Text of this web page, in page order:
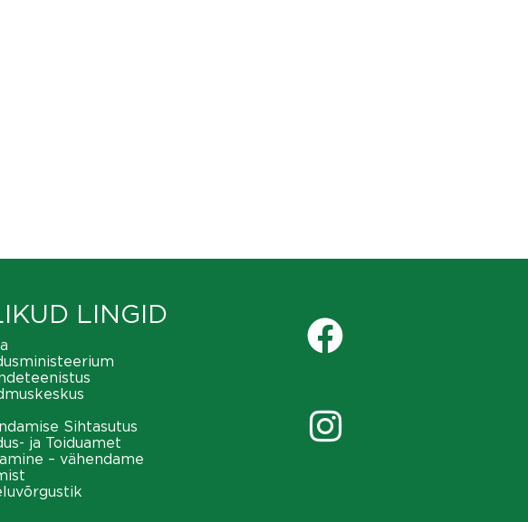
LINGID
Sihtasutus
ja Toiduamet
– vähendame